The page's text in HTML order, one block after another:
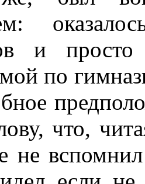
и
по
что,
не